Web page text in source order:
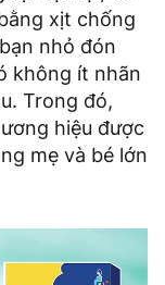
xịt chống
nhỏ đón
không ít nhãn
Trong đó,
hiệu được
mẹ và bé lớn